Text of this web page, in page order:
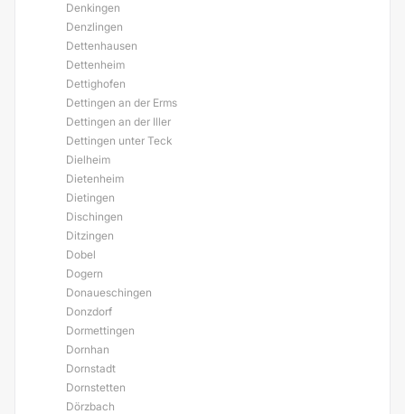
Denkingen
Denzlingen
Dettenhausen
Dettenheim
Dettighofen
Dettingen an der Erms
Dettingen an der Iller
Dettingen unter Teck
Dielheim
Dietenheim
Dietingen
Dischingen
Ditzingen
Dobel
Dogern
Donaueschingen
Donzdorf
Dormettingen
Dornhan
Dornstadt
Dornstetten
Dörzbach